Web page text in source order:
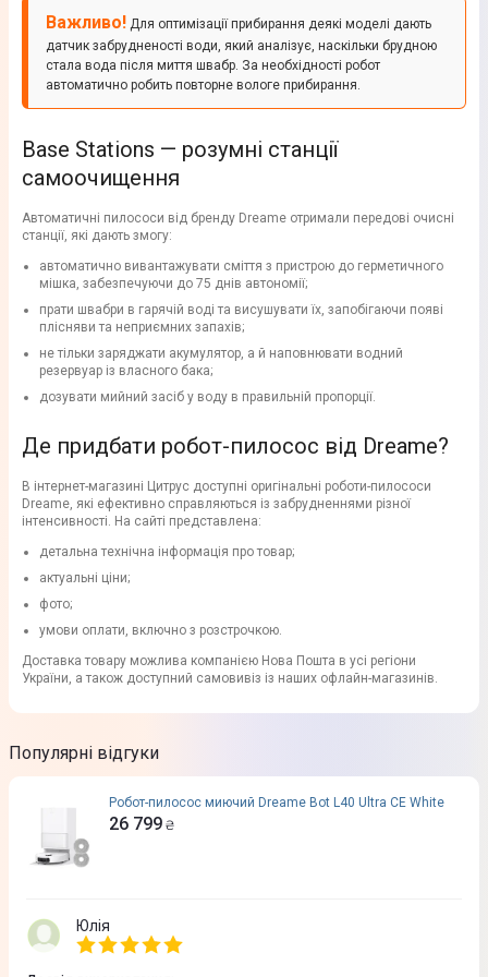
Важливо! Для оптимізації прибирання деякі моделі дають
датчик забрудненості води, який аналізує, наскільки брудною
стала вода після миття швабр. За необхідності робот
автоматично робить повторне вологе прибирання.
Base Stations — розумні станції
самоочищення
Автоматичні пилососи від бренду Dreame отримали передові очисні
станції, які дають змогу:
автоматично вивантажувати сміття з пристрою до герметичного
мішка, забезпечуючи до 75 днів автономії;
прати швабри в гарячій воді та висушувати їх, запобігаючи появі
плісняви та неприємних запахів;
не тільки заряджати акумулятор, а й наповнювати водний
резервуар із власного бака;
дозувати мийний засіб у воду в правильній пропорції.
Де придбати робот-пилосос від Dreame?
В інтернет-магазині Цитрус доступні оригінальні роботи-пилососи
Dreame, які ефективно справляються із забрудненнями різної
інтенсивності. На сайті представлена:
детальна технічна інформація про товар;
актуальні ціни;
фото;
умови оплати, включно з розстрочкою.
Доставка товару можлива компанією Нова Пошта в усі регіони
України, а також доступний самовивіз із наших офлайн-магазинів.
Популярні відгуки
Робот-пилосос миючий Dreame Bot L40 Ultra CE White
26 799 ₴
Юлія